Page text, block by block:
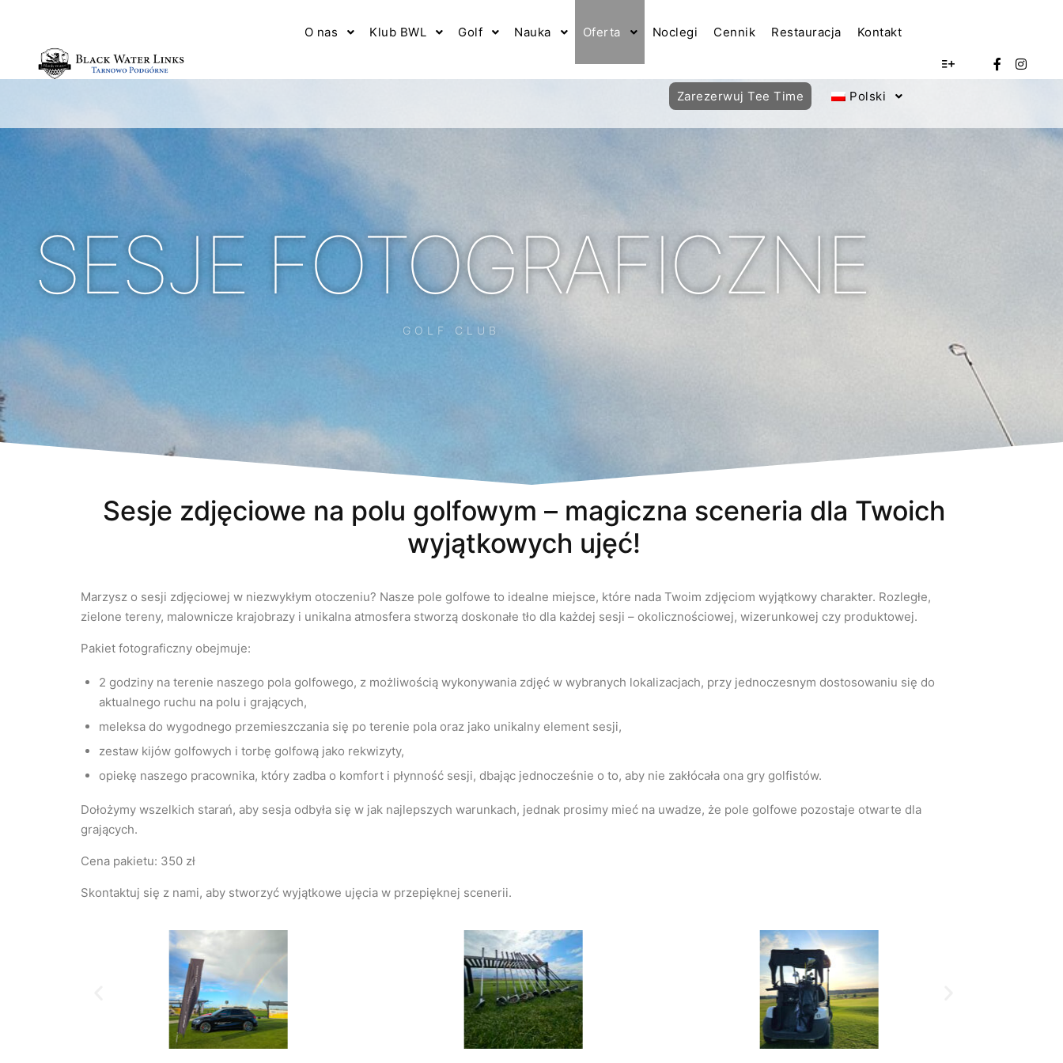
O nas Klub BWL Golf Nauka Oferta Noclegi Cennik Restauracja Kontakt
Zarezerwuj Tee Time Polski
SESJE FOTOGRAFICZNE
GOLF CLUB
Sesje zdjęciowe na polu golfowym – magiczna sceneria dla Twoich
wyjątkowych ujęć!
Marzysz o sesji zdjęciowej w niezwykłym otoczeniu? Nasze pole golfowe to idealne miejsce, które nada Twoim zdjęciom wyjątkowy charakter. Rozległe,
zielone tereny, malownicze krajobrazy i unikalna atmosfera stworzą doskonałe tło dla każdej sesji – okolicznościowej, wizerunkowej czy produktowej.
Pakiet fotograficzny obejmuje:
2 godziny na terenie naszego pola golfowego, z możliwością wykonywania zdjęć w wybranych lokalizacjach, przy jednoczesnym dostosowaniu się do
aktualnego ruchu na polu i grających,
meleksa do wygodnego przemieszczania się po terenie pola oraz jako unikalny element sesji,
zestaw kijów golfowych i torbę golfową jako rekwizyty,
opiekę naszego pracownika, który zadba o komfort i płynność sesji, dbając jednocześnie o to, aby nie zakłócała ona gry golfistów.
Dołożymy wszelkich starań, aby sesja odbyła się w jak najlepszych warunkach, jednak prosimy mieć na uwadze, że pole golfowe pozostaje otwarte dla
grających.
Cena pakietu: 350 zł
Skontaktuj się z nami, aby stworzyć wyjątkowe ujęcia w przepięknej scenerii.